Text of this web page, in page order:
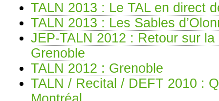
TALN 2013 : Le TAL en direct
TALN 2013 : Les Sables
JEP-TALN 2012 : Retour sur
Grenoble
TALN 2012 : Grenoble
TALN / Recital / DEFT 2010 :